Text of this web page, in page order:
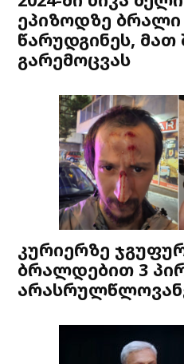
ეპიზოდზე ბრალი
წარუდგინეს, მათ
გარემოცვას
კურიერზე
ბრალდებით 3